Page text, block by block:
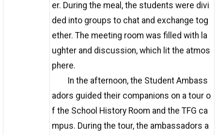
er. During the meal, the students were divi
ded into groups to chat and exchange tog
ether. The meeting room was filled with la
ughter and discussion, which lit the atmos
phere.
In the afternoon, the Student Ambass
adors guided their companions on a tour o
f the School History Room and the TFG ca
mpus. During the tour, the ambassadors a